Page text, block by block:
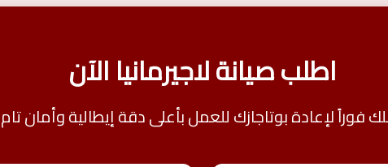
اطلب صيانة لاجيرمانيا الآن
فوراً لإعادة بوتاجازك للعمل بأعلى دقة إيطالية وأمان تام